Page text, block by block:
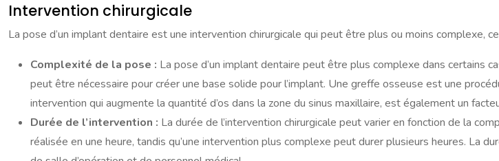
Intervention chirurgicale
La pose d’un implant dentaire est une intervention chirurgicale qui peut être plus ou moins complexe,
Complexité de la pose : La pose d’un implant dentaire peut être plus complexe dans certains
peut être nécessaire pour créer une base solide pour l’implant. Une greffe osseuse est une
intervention qui augmente la quantité d’os dans la zone du sinus maxillaire, est également un
Durée de l’intervention : La durée de l’intervention chirurgicale peut varier en fonction de la
réalisée en une heure, tandis qu’une intervention plus complexe peut durer plusieurs heures. La